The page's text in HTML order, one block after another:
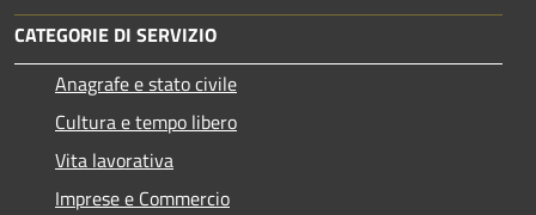
CATEGORIE DI SERVIZIO
Anagrafe e stato civile
Cultura e tempo libero
Vita lavorativa
Imprese e Commercio